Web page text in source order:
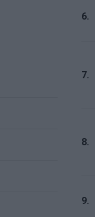
6.
7.
8.
9.